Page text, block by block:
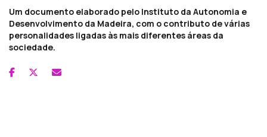
Um documento elaborado pelo Instituto da Autonomia e
Desenvolvimento da Madeira, com o contributo de várias
personalidades ligadas às mais diferentes áreas da
sociedade.